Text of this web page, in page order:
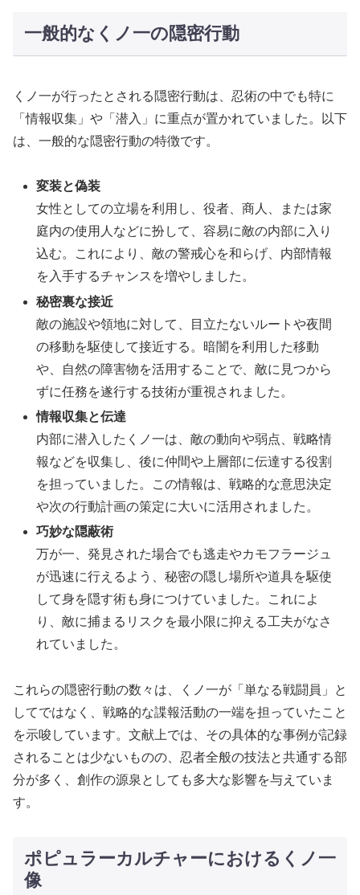
一般的なくノ一の隠密行動
くノ一が行ったとされる隠密行動は、忍術の中でも特に
「情報収集」や「潜入」に重点が置かれていました。以下
は、一般的な隠密行動の特徴です。
変装と偽装
女性としての立場を利用し、役者、商人、または家
庭内の使用人などに扮して、容易に敵の内部に入り
込む。これにより、敵の警戒心を和らげ、内部情報
を入手するチャンスを増やしました。
秘密裏な接近
敵の施設や領地に対して、目立たないルートや夜間
の移動を駆使して接近する。暗闇を利用した移動
や、自然の障害物を活用することで、敵に見つから
ずに任務を遂行する技術が重視されました。
情報収集と伝達
内部に潜入したくノ一は、敵の動向や弱点、戦略情
報などを収集し、後に仲間や上層部に伝達する役割
を担っていました。この情報は、戦略的な意思決定
や次の行動計画の策定に大いに活用されました。
巧妙な隠蔽術
万が一、発見された場合でも逃走やカモフラージュ
が迅速に行えるよう、秘密の隠し場所や道具を駆使
して身を隠す術も身につけていました。これによ
り、敵に捕まるリスクを最小限に抑える工夫がなさ
れていました。
これらの隠密行動の数々は、くノ一が「単なる戦闘員」と
してではなく、戦略的な諜報活動の一端を担っていたこと
を示唆しています。文献上では、その具体的な事例が記録
されることは少ないものの、忍者全般の技法と共通する部
分が多く、創作の源泉としても多大な影響を与えていま
す。
ポピュラーカルチャーにおけるくノ一
像